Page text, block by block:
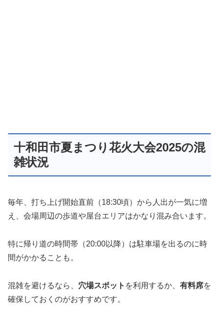
十和田市夏まつり花火大会2025の混
雑状況
毎年、打ち上げ開始直前（18:30頃）から人出が一気に増
え、会場周辺の歩道や屋台エリアはかなり混み合います。
特に帰り道の時間帯（20:00以降）は駐車場を出るのに時
間がかかることも。
混雑を避けるなら、 穴場スポット を利用するか、 有料席を
確保しておくのがおすすめです。